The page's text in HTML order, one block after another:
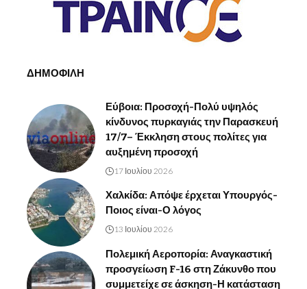
ΔΗΜΟΦΙΛΗ
Εύβοια: Προσοχή-Πολύ υψηλός
κίνδυνος πυρκαγιάς την Παρασκευή
17/7– Έκκληση στους πολίτες για
αυξημένη προσοχή
17 Ιουλίου 2026
Χαλκίδα: Απόψε έρχεται Υπουργός-
Ποιος είναι-Ο λόγος
13 Ιουλίου 2026
Πολεμική Αεροπορία: Αναγκαστική
προσγείωση F-16 στη Ζάκυνθο που
συμμετείχε σε άσκηση-Η κατάσταση